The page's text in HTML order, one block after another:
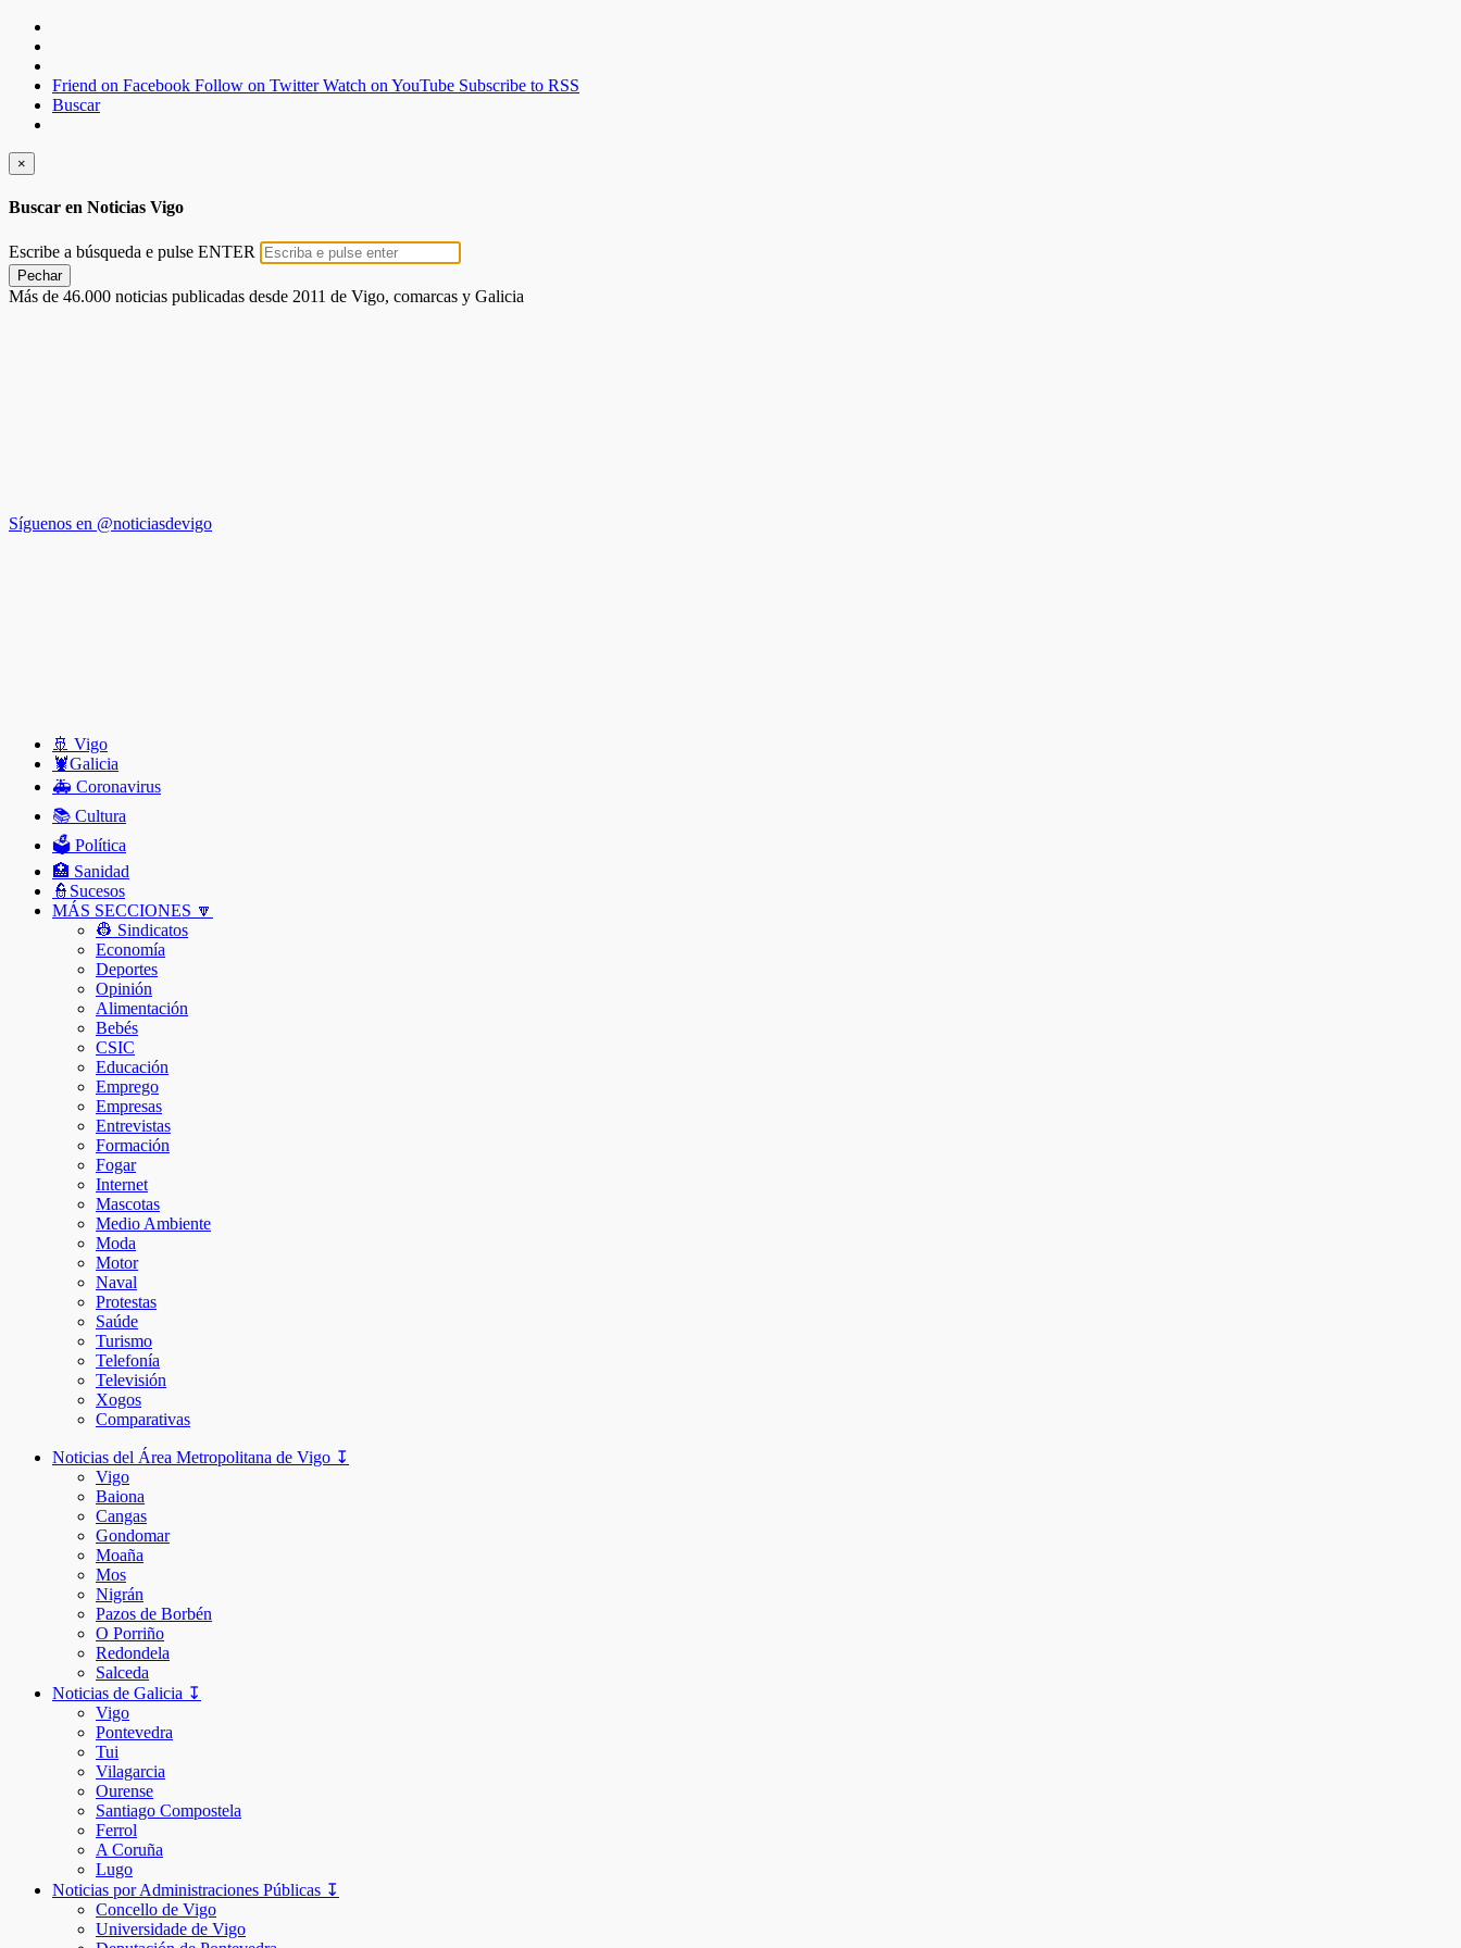
Friend on Facebook Follow on Twitter Watch on YouTube Subscribe to RSS
Buscar
×
Buscar en Noticias Vigo
Escribe a búsqueda e pulse ENTER
Pechar
Más de 46.000 noticias publicadas desde 2011 de Vigo, comarcas y Galicia
Síguenos en @noticiasdevigo
🚢 Vigo
🦞️Galicia
🚑 Coronavirus
📚 Cultura
🗳️ Política
🏥 Sanidad
👮Sucesos
MÁS SECCIONES 🔽
👷 Sindicatos
Economía
Deportes
Opinión
Alimentación
Bebés
CSIC
Educación
Emprego
Empresas
Entrevistas
Formación
Fogar
Internet
Mascotas
Medio Ambiente
Moda
Motor
Naval
Protestas
Saúde
Turismo
Telefonía
Televisión
Xogos
Comparativas
Noticias del Área Metropolitana de Vigo ↧
Vigo
Baiona
Cangas
Gondomar
Moaña
Mos
Nigrán
Pazos de Borbén
O Porriño
Redondela
Salceda
Noticias de Galicia ↧
Vigo
Pontevedra
Tui
Vilagarcia
Ourense
Santiago Compostela
Ferrol
A Coruña
Lugo
Noticias por Administraciones Públicas ↧
Concello de Vigo
Universidade de Vigo